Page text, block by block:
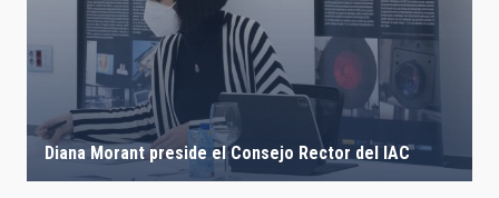
Diana Morant preside el Consejo Rector del IAC